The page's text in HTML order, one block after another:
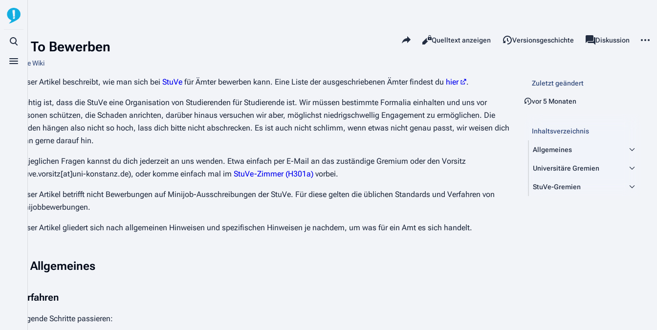
Suche aufrufen
Menü aufrufen
How To Bewerben
Aus StuVe Wiki
Diese Seite teilen
Ansichten
Lesen
Quelltext anzeigen Versionsgeschichte associated-pages
Seite
Diskussion
Dieser Artikel beschreibt, wie man sich bei StuVe für Ämter bewerben kann. Eine Liste der ausgeschriebenen Ämter findest du hier .
Wichtig ist, dass die StuVe eine Organisation von Studierenden für Studierende ist. Wir müssen bestimmte Formalia einhalten und uns vor
Personen schützen, die Schaden anrichten, darüber hinaus versuchen wir aber, möglichst niedrigschwellig Engagement zu ermöglichen. Die
Hürden hängen also nicht so hoch, lass dich bitte nicht abschrecken. Es ist auch nicht schlimm, wenn etwas nicht genau passt, wir weisen dich
dann gerne darauf hin.
Bei jeglichen Fragen kannst du dich jederzeit an uns wenden. Etwa einfach per E-Mail an das zuständige Gremium oder den Vorsitz
(stuve.vorsitz[at]uni-konstanz.de), oder komme einfach mal im StuVe-Zimmer (H301a) vorbei.
Dieser Artikel betrifft nicht Bewerbungen auf Minijob-Ausschreibungen der StuVe. Für diese gelten die üblichen Standards und Verfahren von
Minijobbewerbungen.
Dieser Artikel gliedert sich nach allgemeinen Hinweisen und spezifischen Hinweisen je nachdem, um was für ein Amt es sich handelt.
Allgemeines
Verfahren
Folgende Schritte passieren:
Zuletzt geändert
vor 5 Monaten
Inhaltsverzeichnis
Allgemeines
Universitäre Gremien
StuVe-Gremien